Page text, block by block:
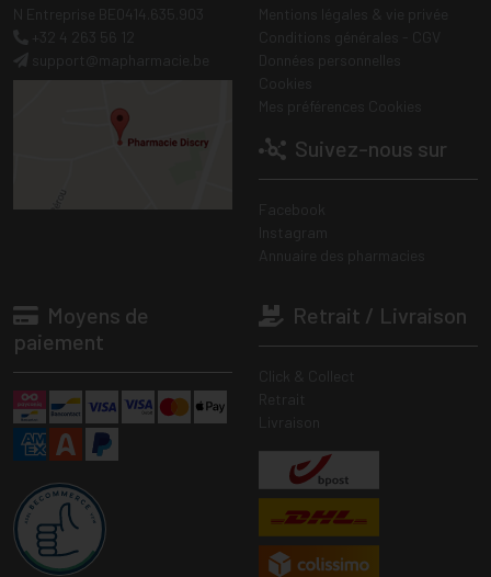
Suivez-nous sur
Moyens de
paiement
Retrait / Livraison